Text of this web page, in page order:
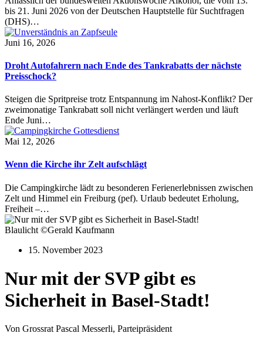
bis 21. Juni 2026 von der Deutschen Hauptstelle für Suchtfragen
(DHS)…
Juni 16, 2026
Droht Autofahrern nach Ende des Tankrabatts der nächste
Preisschock?
Steigen die Spritpreise trotz Entspannung im Nahost-Konflikt? Der
zweimonatige Tankrabatt soll nicht verlängert werden und läuft
Ende Juni…
Mai 12, 2026
Wenn die Kirche ihr Zelt aufschlägt
Die Campingkirche lädt zu besonderen Ferienerlebnissen zwischen
Zelt und Himmel ein Freiburg (pef). Urlaub bedeutet Erholung,
Freiheit –…
Blaulicht ©Gerald Kaufmann
15. November 2023
Nur mit der SVP gibt es
Sicherheit in Basel-Stadt!
Von Grossrat Pascal Messerli, Parteipräsident